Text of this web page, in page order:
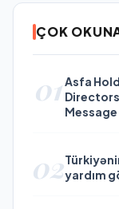
ÇOK
01Asfa
Directors
Message
02yardım